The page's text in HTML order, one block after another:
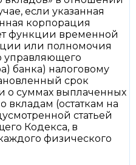
если указанная
корпорация
функции временной
или полномочия
управляющего
банка) налоговому
срок
о суммах выплаченных
вкладам (остаткам на
статьей
Кодекса, в
физического